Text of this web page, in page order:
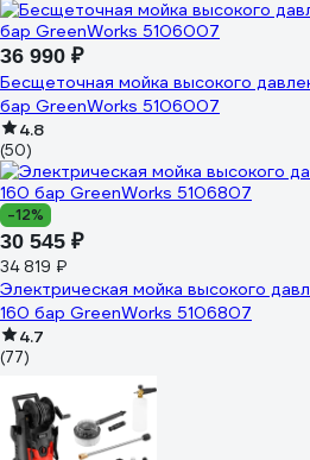
36 990 ₽
Бесщеточная мойка высокого
бар GreenWorks 5106007
4.8
(50)
-12%
30 545 ₽
34 819 ₽
Электрическая мойка высокого
160 бар GreenWorks 5106807
4.7
(77)